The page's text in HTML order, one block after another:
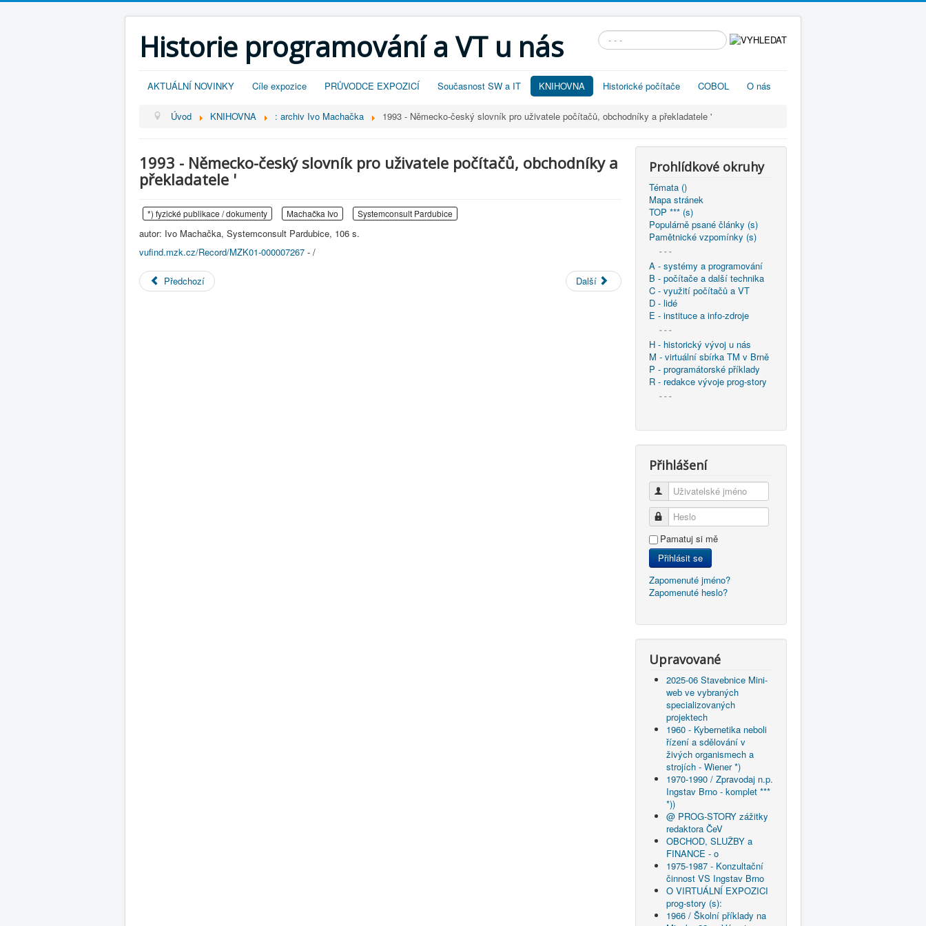
Historie programování a VT u nás Vyhledávání...
AKTUÁLNÍ NOVINKY Cíle expozice PRŮVODCE EXPOZICÍ Současnost SW a IT KNIHOVNA Historické počítače COBOL O nás
Úvod KNIHOVNA : archiv Ivo Machačka 1993 - Německo-český slovník pro uživatele počítačů, obchodníky a překladatele '
1993 - Německo-český slovník pro uživatele počítačů, obchodníky a
překladatele '
*) fyzické publikace / dokumenty Machačka Ivo Systemconsult Pardubice
autor: Ivo Machačka, Systemconsult Pardubice, 106 s.
vufind.mzk.cz/Record/MZK01-000007267 - /
Předchozí Další
Prohlídkové okruhy
Témata ()
Mapa stránek
TOP *** (s)
Populárně psané články (s)
Pamětnické vzpomínky (s)
- - -
A - systémy a programování
B - počítače a další technika
C - využití počítačů a VT
D - lidé
E - instituce a info-zdroje
- - -
H - historický vývoj u nás
M - virtuální sbírka TM v Brně
P - programátorské příklady
R - redakce vývoje prog-story
- - -
Přihlášení
Uživatelské jméno
Heslo
Pamatuj si mě
Přihlásit se
Zapomenuté jméno?
Zapomenuté heslo?
Upravované
2025-06 Stavebnice Mini-
web ve vybraných
specializovaných
projektech
1960 - Kybernetika neboli
řízení a sdělování v
živých organismech a
strojích - Wiener *)
1970-1990 / Zpravodaj n.p.
Ingstav Brno - komplet ***
*))
@ PROG-STORY zážitky
redaktora ČeV
OBCHOD, SLUŽBY a
FINANCE - o
1975-1987 - Konzultační
činnost VS Ingstav Brno
O VIRTUÁLNÍ EXPOZICI
prog-story (s):
1966 / Školní příklady na